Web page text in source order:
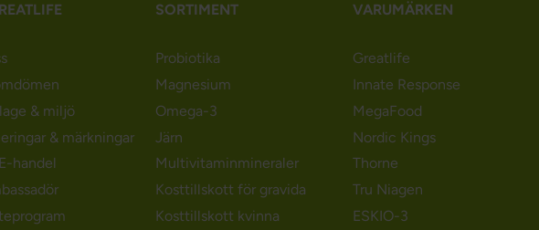
& miljö
& märkningar
handel
SORTIMENT
Probiotika
Magnesium
Omega-3
Järn
Multivitaminmineraler
Kosttillskott för gravida
Kosttillskott kvinna
VARUMÄRKEN
Greatlife
Innate Response
MegaFood
Nordic Kings
Thorne
Tru Niagen
ESKIO-3